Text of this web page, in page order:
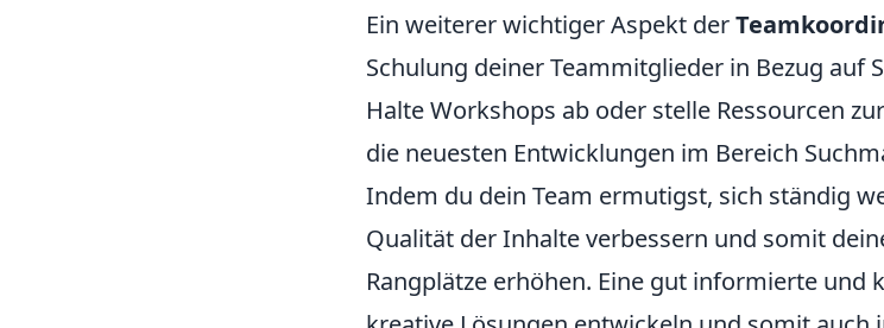
Ein weiterer wichtiger Aspekt der
Schulung deiner Teammitglieder in Bezug auf
Halte Workshops ab oder stelle Ressourcen
die neuesten Entwicklungen im Bereich
Indem du dein Team ermutigst, sich ständig
Qualität der Inhalte verbessern und somit
Rangplätze erhöhen. Eine gut informierte und